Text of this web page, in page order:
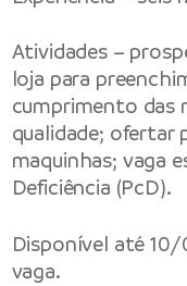
Atividades –
loja para
cumprimento das
qualidade; ofertar
maquinhas; vaga
Deficiência (PcD).
Disponível até
vaga.